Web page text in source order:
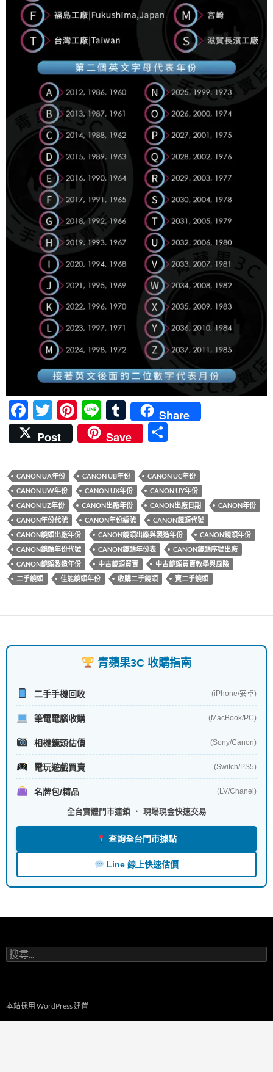
F
ac
e
b
o
o
k
T
w
itt
er
Pi
nt
er
es
t
Li
n
e
T
u
m
bl
r
Share
Post
Save
CANON UA年份 CANON UB年份
CANON UC年份
CANON UW年份
CANON UX年份
CANON UY年份
CANON UZ年份
CANON出廠年份 CANON出廠日期
CANON年份
CANON年份代號
CANON年份編號
CANON鏡頭代號
CANON鏡頭出廠年份
CANON鏡頭出廠與製造年份
CANON鏡頭年份
CANON鏡頭年份代號
CANON鏡頭年份表
CANON鏡頭序號出廠
CANON鏡頭製造年份
中古鏡頭買賣
中古鏡頭買賣教學與風險
二手鏡頭
佳能鏡頭年份 收購二手鏡頭 賣二手鏡頭
青蘋果3C 收購指南
二手手機回收 (iPhone/安卓)
筆電電腦收購 (MacBook/PC)
相機鏡頭估價 (Sony/Canon)
電玩遊戲買賣 (Switch/PS5)
名牌包/精品 (LV/Chanel)
全台實體門市連鎖 ． 現場現金快速交易
查詢全台門市據點
Line 線上快速估價
搜
尋
本站採用 WordPress 建置